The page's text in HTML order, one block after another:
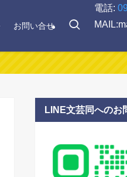
お問い合せ
電話:
LINE文芸同へのお